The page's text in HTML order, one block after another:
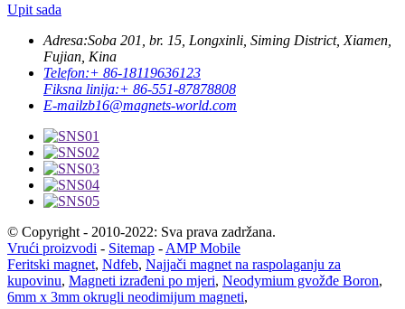
Upit sada
Adresa:Soba 201, br. 15, Longxinli, Siming District, Xiamen,
Fujian, Kina
Telefon:+ 86-18119636123
Fiksna linija:+ 86-551-87878808
E-mailzb16@magnets-world.com
© Copyright - 2010-2022: Sva prava zadržana.
Vrući proizvodi - Sitemap - AMP Mobile
Feritski magnet, Ndfeb, Najjači magnet na raspolaganju za
kupovinu, Magneti izrađeni po mjeri, Neodymium gvožđe Boron,
6mm x 3mm okrugli neodimijum magneti,